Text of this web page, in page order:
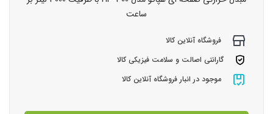
ساعت
فروشگاه آنلاین کالا
گارانتی اصالت و سلامت فیزیکی کالا
موجود در انبار فروشگاه آنلاین کالا